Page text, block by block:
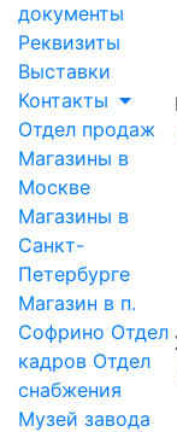
документы
Реквизиты
Выставки
Контакты
Отдел продаж
Магазины в
Москве
Магазины в
Санкт-
Петербурге
Магазин в п.
Софрино Отдел
кадров Отдел
снабжения
Музей завода